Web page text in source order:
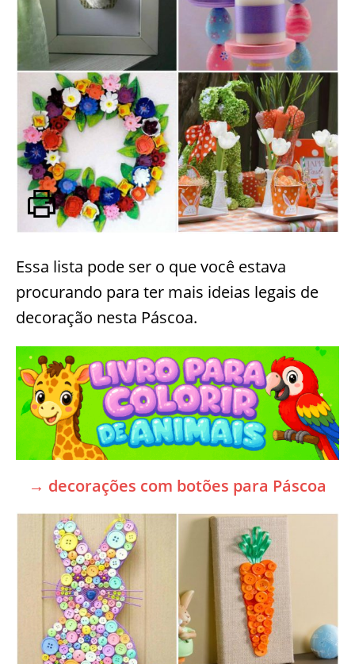
Essa lista pode ser o que você estava
procurando para ter mais ideias legais de
decoração nesta Páscoa.
→ decorações com botões para Páscoa